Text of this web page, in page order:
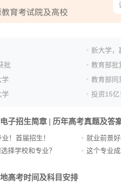
新大学，
批
教育部批
学
教育部同
学
投资15亿
子招生简章 历年高考真题及答
！首届招生！
择学校和专业？
就业前景
这个专业
高考时间及科目安排